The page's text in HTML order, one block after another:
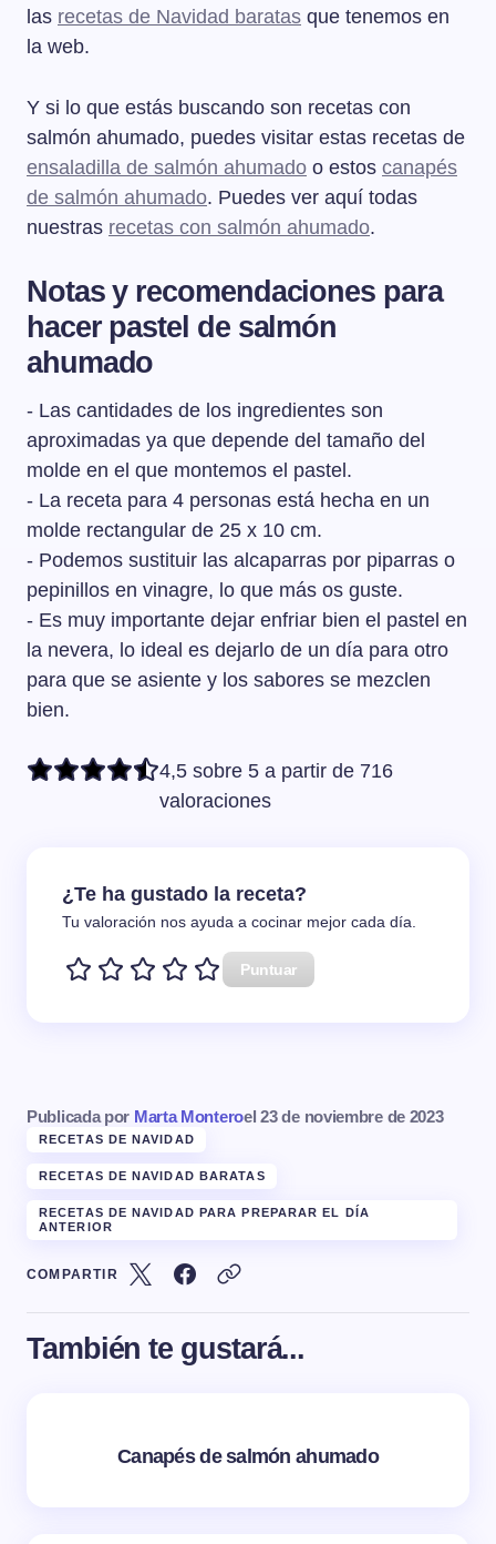
las recetas de Navidad baratas que tenemos en
la web.
Y si lo que estás buscando son recetas con
salmón ahumado, puedes visitar estas recetas de
ensaladilla de salmón ahumado o estos canapés
de salmón ahumado. Puedes ver aquí todas
nuestras recetas con salmón ahumado.
Notas y recomendaciones para
hacer pastel de salmón
ahumado
- Las cantidades de los ingredientes son
aproximadas ya que depende del tamaño del
molde en el que montemos el pastel.
- La receta para 4 personas está hecha en un
molde rectangular de 25 x 10 cm.
- Podemos sustituir las alcaparras por piparras o
pepinillos en vinagre, lo que más os guste.
- Es muy importante dejar enfriar bien el pastel en
la nevera, lo ideal es dejarlo de un día para otro
para que se asiente y los sabores se mezclen
bien.
4,5 sobre 5 a partir de 716
valoraciones
¿Te ha gustado la receta?
Tu valoración nos ayuda a cocinar mejor cada día.
Puntuar
Publicada por Marta Monteroel 23 de noviembre de 2023
RECETAS DE NAVIDAD
RECETAS DE NAVIDAD BARATAS
RECETAS DE NAVIDAD PARA PREPARAR EL DÍA
ANTERIOR
COMPARTIR
También te gustará...
Canapés de salmón ahumado